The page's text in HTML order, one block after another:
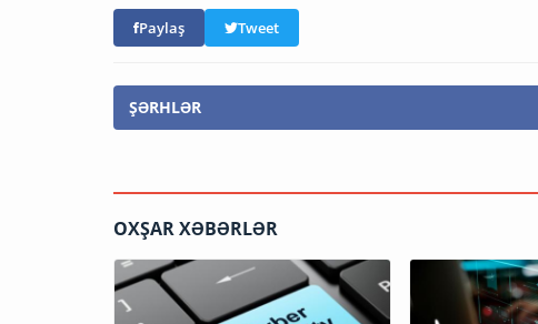
Paylaş Tweet
ŞƏRHLƏR
OXŞAR XƏBƏRLƏR